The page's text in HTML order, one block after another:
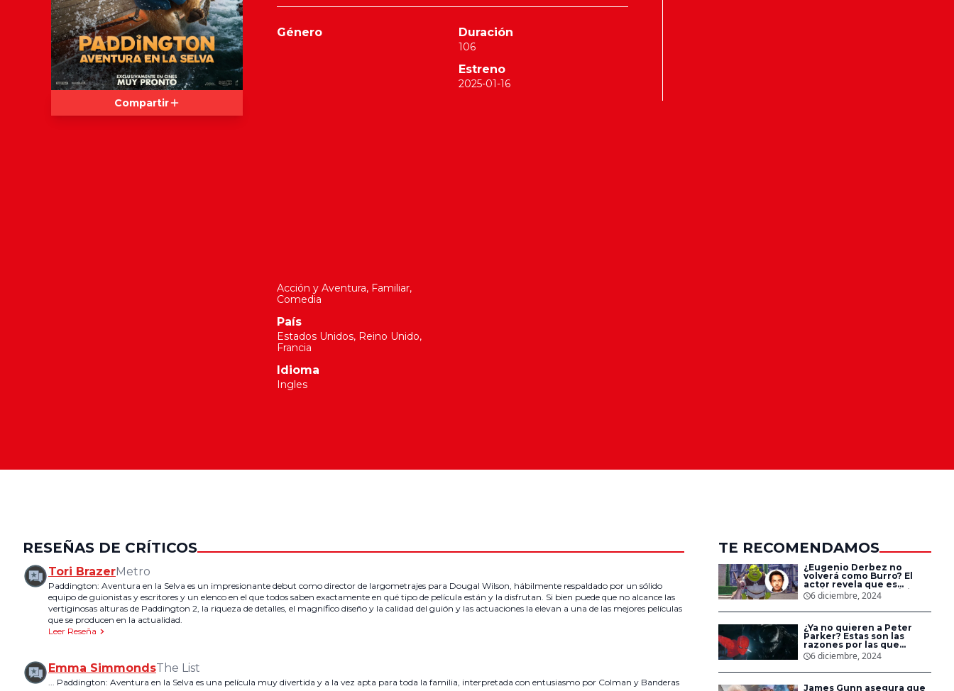
Compartir
Género
Acción y Aventura, Familiar,
Comedia
País
Estados Unidos, Reino Unido,
Francia
Idioma
Ingles
Duración
106
Estreno
2025-01-16
RESEÑAS DE CRÍTICOS
Tori BrazerMetro
Paddington: Aventura en la Selva es un impresionante debut como director de largometrajes para Dougal Wilson, hábilmente respaldado por un sólido
equipo de guionistas y escritores y un elenco en el que todos saben exactamente en qué tipo de película están y la disfrutan. Si bien puede que no alcance las
vertiginosas alturas de Paddington 2, la riqueza de detalles, el magnífico diseño y la calidad del guión y las actuaciones la elevan a una de las mejores películas
que se producen en la actualidad.
Leer Reseña
Emma SimmondsThe List
... Paddington: Aventura en la Selva es una película muy divertida y a la vez apta para toda la familia, interpretada con entusiasmo por Colman y Banderas
TE RECOMENDAMOS
¿Eugenio Derbez no
volverá como Burro? El
actor revela que es
posible que no participe
en ‘Shrek 5’
6 diciembre, 2024
¿Ya no quieren a Peter
Parker? Estas son las
razones por las que
Spider-Man no aparece
en las nuevas películas de
Sony
6 diciembre, 2024
James Gunn asegura que